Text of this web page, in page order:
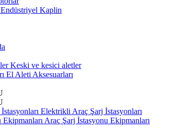
Endüstriyel Kaplin
Keski ve kesici aletler
El Aleti Aksesuarları
Elektrikli Araç Şarj İstasyonları
Araç Şarj İstasyonu Ekipmanları